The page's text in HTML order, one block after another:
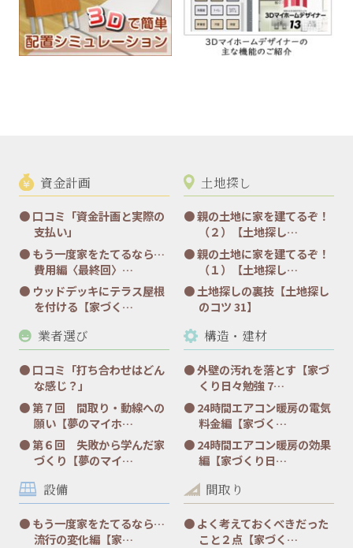
資金計画
口コミ「資金計画と実際の
支払い」
もう一度家をたてるなら…
費用編〈最終回〉…
ウッドデッキにテラス屋根
を付ける【家づく…
土地探し
親の土地に家を建てるぞ！
（２）【土地探し…
親の土地に家を建てるぞ！
（１）【土地探し…
土地探しの裏技【土地探し
のコツ 31】
業者選び
口コミ「打ち合わせはどん
な感じ？」
第７回 間取り・動線への
願い【夢のマイホ…
第６回 失敗から学んだ家
づくり【夢のマイ…
構造・建材
外壁の汚れを落とす【家づ
くり日々勉強 7…
24時間エアコン暖房の電気
料金編【家づく…
24時間エアコン暖房の効果
編【家づくり日…
設備
もう一度家をたてるなら…
流行の変化編【家…
間取り
よく考えておくべきだった
こと２点【家づく…